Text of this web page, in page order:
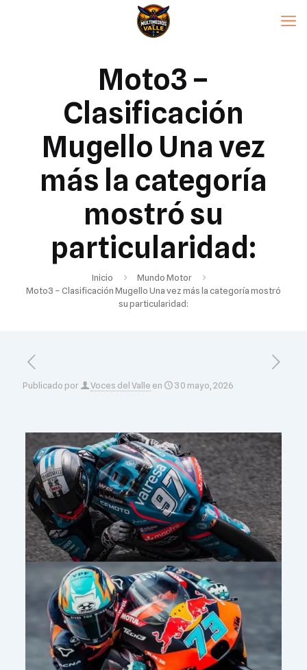
Moto3 –
Clasificación
Mugello Una vez
más la categoría
mostró su
particularidad:
Inicio
Mundo Motor
Moto3 – Clasificación Mugello Una vez más la categoría mostró
su particularidad:
Publicado por Voces del Valle en 30 mayo, 2026